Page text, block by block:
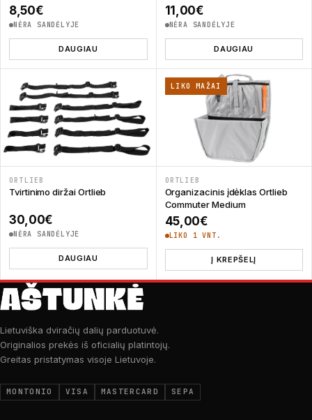
8,50€
NĖRA SANDĖLYJE
DAUGIAU
11,00€
NĖRA SANDĖLYJE
DAUGIAU
ORTLIEB
Tvirtinimo diržai Ortlieb
30,00€
NĖRA SANDĖLYJE
DAUGIAU
LIKO MAŽAI
ORTLIEB
Organizacinis įdėklas Ortlieb
Commuter Medium
45,00€
LIKO 1 VNT.
Į KREPŠELĮ
Lietuviška dviračių dalių parduotuvė.
Originalios prekės iš oficialių platintojų.
Greitas pristatymas visoje Lietuvoje.
MONTONIO VISA MASTERCARD SEPA